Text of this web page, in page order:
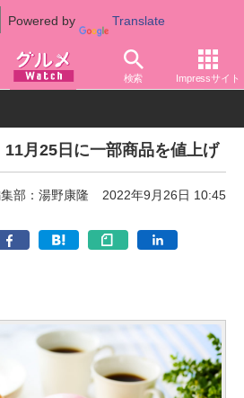
Powered by Translate
検索 Impressサイト
ァストフード ミスタードーナツ
11月25日に一部商品を値上げ
部：湯野康隆 2022年9月26日 10:45